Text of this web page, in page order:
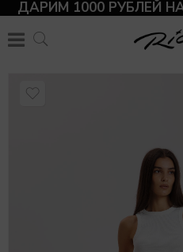
ДАРИМ 1000 РУБЛЕЙ